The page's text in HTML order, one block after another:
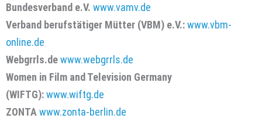
Bundesverband e.V. www.vamv.de
Verband berufstätiger Mütter (VBM) e.V.:www.vbm-
online.de
Webgrrls.dewww.webgrrls.de
Women in Film and Television Germany
(WIFTG):www.wiftg.de
ZONTA www.zonta-berlin.de